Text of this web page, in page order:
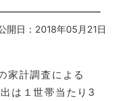
開日：2018年05月21日
家計調査による
は１世帯当たり3